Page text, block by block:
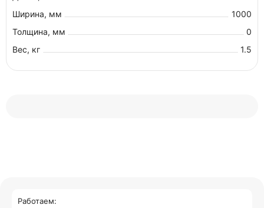
Ширина, мм
1000
Толщина, мм
0
Вес, кг
1.5
Работаем: